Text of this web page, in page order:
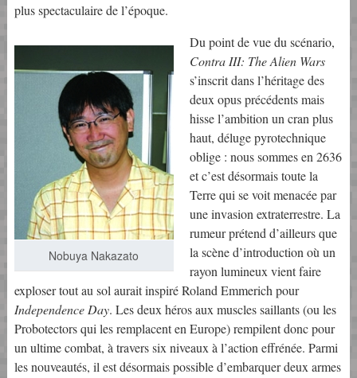
plus spectaculaire de l’époque.
Nobuya Nakazato
Du point de vue du scénario,
Contra III: The Alien Wars
s’inscrit dans l’héritage des
deux opus précédents mais
hisse l’ambition un cran plus
haut, déluge pyrotechnique
oblige : nous sommes en 2636
et c’est désormais toute la
Terre qui se voit menacée par
une invasion extraterrestre. La
rumeur prétend d’ailleurs que
la scène d’introduction où un
rayon lumineux vient faire
exploser tout au sol aurait inspiré Roland Emmerich pour
Independence Day. Les deux héros aux muscles saillants (ou les
Probotectors qui les remplacent en Europe) rempilent donc pour
un ultime combat, à travers six niveaux à l’action effrénée. Parmi
les nouveautés, il est désormais possible d’embarquer deux armes